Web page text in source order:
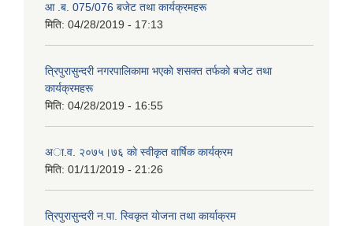
आ .ब. 075/076 बजेट तथा कार्यक्रमहरू
मिति: 04/28/2019 - 17:13
त्रिपुरासुन्दरी नगरपालिकामा भएकाे शसक्त तर्फकाे बजेट तथा
कार्यक्रमहरू
मिति: 04/28/2019 - 16:55
अा.व. २०७५।७६ काे स्वीकृत वार्षिक कार्यक्रम
मिति: 01/11/2019 - 21:26
त्रिपुरासुन्दरी न.पा. स्विकृत याेजना तथा कार्याक्रम